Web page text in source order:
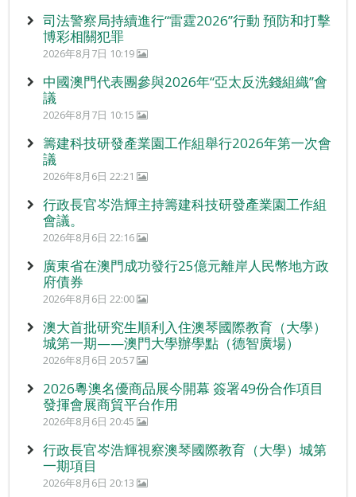
司法警察局持續進行“雷霆2026”行動 預防和打擊
博彩相關犯罪
2026年8月7日 10:19
中國澳門代表團參與2026年“亞太反洗錢組織”會
議
2026年8月7日 10:15
籌建科技研發產業園工作組舉行2026年第一次會
議
2026年8月6日 22:21
行政長官岑浩輝主持籌建科技研發產業園工作組
會議。
2026年8月6日 22:16
廣東省在澳門成功發行25億元離岸人民幣地方政
府債券
2026年8月6日 22:00
澳大首批研究生順利入住澳琴國際教育（大學）
城第一期——澳門大學辦學點（德智廣場）
2026年8月6日 20:57
2026粵澳名優商品展今開幕 簽署49份合作項目
發揮會展商貿平台作用
2026年8月6日 20:45
行政長官岑浩輝視察澳琴國際教育（大學）城第
一期項目
2026年8月6日 20:13